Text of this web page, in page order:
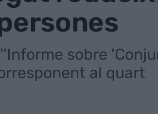
sobre
al quart